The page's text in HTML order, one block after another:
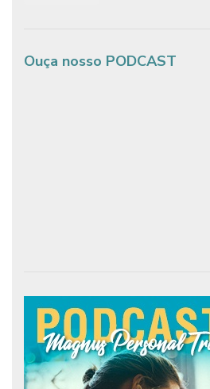
Ouça nosso PODCAST